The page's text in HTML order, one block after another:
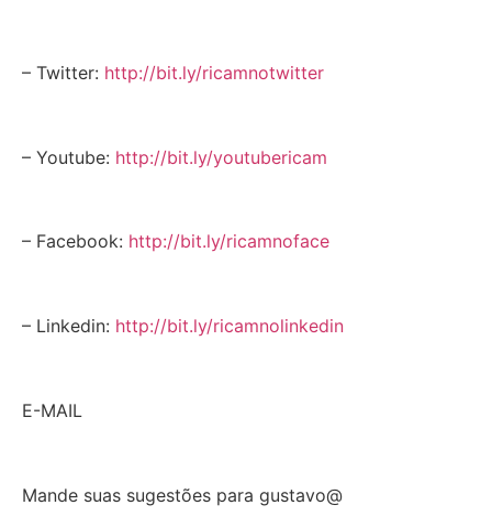
– Twitter: http://bit.ly/ricamnotwitter
– Youtube: http://bit.ly/youtubericam
– Facebook: http://bit.ly/ricamnoface
– Linkedin: http://bit.ly/ricamnolinkedin
E-MAIL
Mande suas sugestões para gustavo@